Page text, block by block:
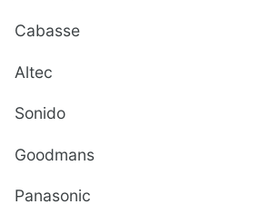
Cabasse
Altec
Sonido
Goodmans
Panasonic